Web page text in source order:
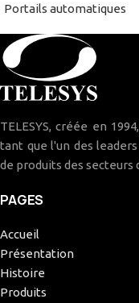
Portails automatiques
TELESYS, créée en
tant que l'un des
de produits des secteurs
PAGES
Accueil
Présentation
Histoire
Produits